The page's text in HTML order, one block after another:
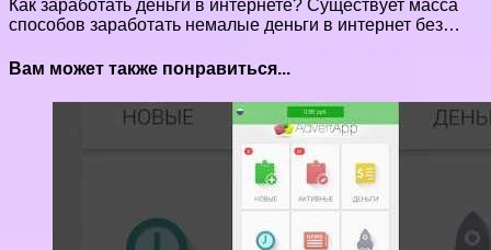
Как заработать деньги в интернете? Существует масса
способов заработать немалые деньги в интернет без…
Вам может также понравиться...